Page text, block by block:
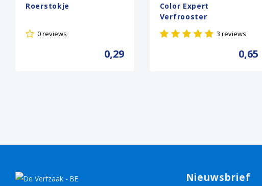
Roerstokje
0 reviews
0,29
Color Expert
Verfrooster
3 reviews
0,65
Nieuwsbrief